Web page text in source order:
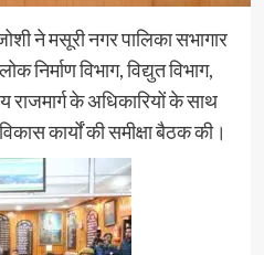
ने मसूरी नगर पालिका सभागार
विभाग, विद्युत विभाग,
राजमार्ग के अधिकारियों के साथ
कार्यों की समीक्षा बैठक की।